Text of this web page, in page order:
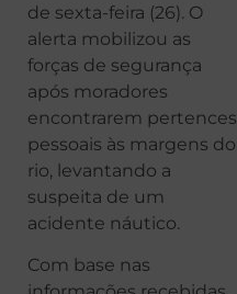
de sexta-feira (26). O
alerta mobilizou as
forças de segurança
após moradores
encontrarem pertences
pessoais às margens do
rio, levantando a
suspeita de um
acidente náutico.
Com base nas